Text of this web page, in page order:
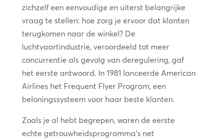
zichzelf een eenvoudige en uiterst belangrijke
vraag te stellen: hoe zorg je ervoor dat klanten
terugkomen naar de winkel? De
luchtvaartindustrie, veroordeeld tot meer
concurrentie als gevolg van deregulering, gaf
het eerste antwoord. In 1981 lanceerde American
Airlines het Frequent Flyer Program, een
beloningssysteem voor haar beste klanten.
Zoals je al hebt begrepen, waren de eerste
echte getrouwheidsprogramma’s net